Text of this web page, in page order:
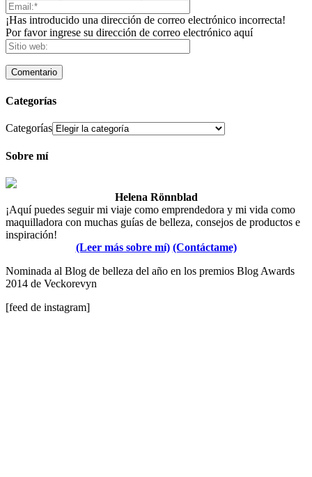
¡Has introducido una dirección de correo electrónico incorrecta!
Por favor ingrese su dirección de correo electrónico aquí
Categorías
Categorías
Sobre mí
Helena Rönnblad
¡Aquí puedes seguir mi viaje como emprendedora y mi vida como
maquilladora con muchas guías de belleza, consejos de productos e
inspiración!
(Leer más sobre mí) (Contáctame)
Nominada al Blog de belleza del año en los premios Blog Awards
2014 de Veckorevyn
[feed de instagram]